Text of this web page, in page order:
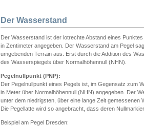
Der Wasserstand
Der Wasserstand ist der lotrechte Abstand eines
in Zentimeter angegeben. Der Wasserstand am Pegel
umgebenden Terrain aus. Erst durch die Addition des
des Wasserspiegels über Normalhöhennull (NHN).
Pegelnullpunkt (PNP):
Der Pegelnullpunkt eines Pegels ist, im Gegensatz zum
in Meter über Normalhöhennull (NHN) angegeben. Der
unter dem niedrigsten, über eine lange Zeit gemessenen
Die Pegellatte wird so angebracht, dass deren
Beispiel am Pegel Dresden: